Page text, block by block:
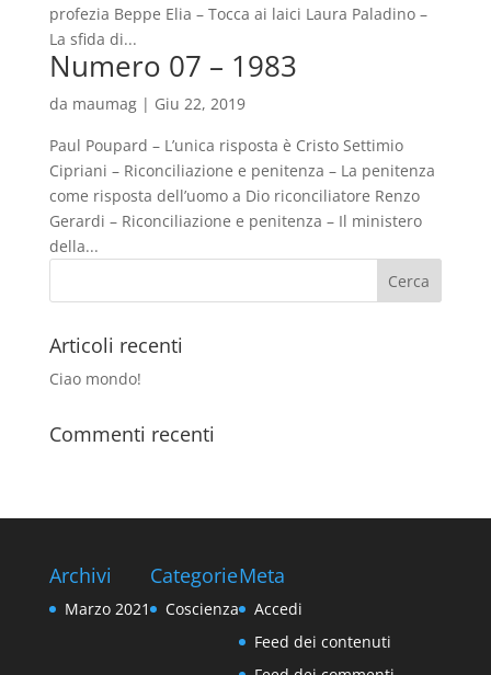
profezia Beppe Elia – Tocca ai laici Laura Paladino –
La sfida di...
Numero 07 – 1983
da maumag| Giu 22, 2019
Paul Poupard – L’unica risposta è Cristo Settimio
Cipriani – Riconciliazione e penitenza – La penitenza
come risposta dell’uomo a Dio riconciliatore Renzo
Gerardi – Riconciliazione e penitenza – Il ministero
della...
Articoli recenti
Ciao mondo!
Commenti recenti
Archivi
Marzo 2021
Categorie
Coscienza
Meta
Accedi
Feed dei contenuti